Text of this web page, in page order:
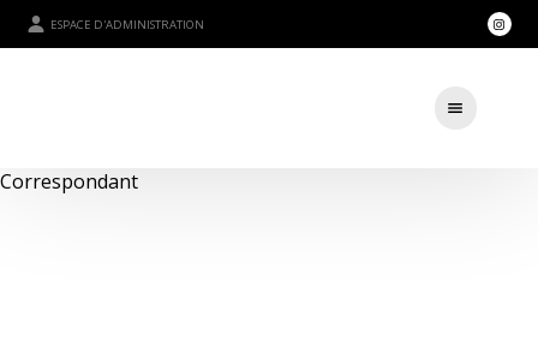
ESPACE D'ADMINISTRATION
Correspondant